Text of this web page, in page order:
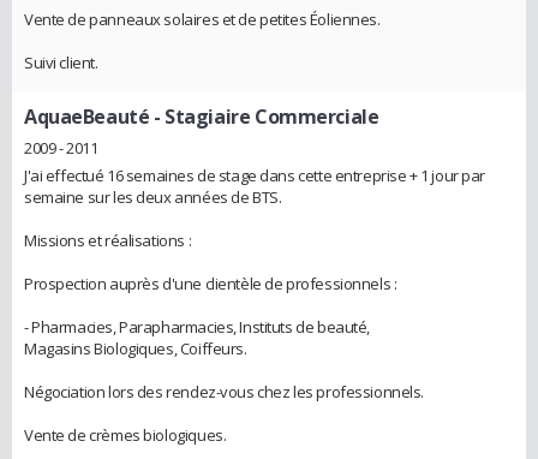
Vente de panneaux solaires et de petites Éoliennes.
Suivi client.
AquaeBeauté - Stagiaire Commerciale
2009 - 2011
J'ai effectué 16 semaines de stage dans cette entreprise + 1 jour par
semaine sur les deux années de BTS.
Missions et réalisations :
Prospection auprès d'une clientèle de professionnels :
- Pharmacies, Parapharmacies, Instituts de beauté,
Magasins Biologiques, Coiffeurs.
Négociation lors des rendez-vous chez les professionnels.
Vente de crèmes biologiques.